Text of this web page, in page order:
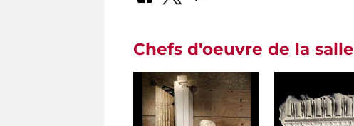
Chefs d'oeuvre de la salle